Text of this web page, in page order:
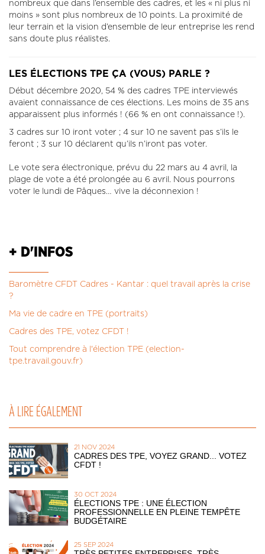
nombreux que dans l’ensemble des cadres, et les « ni plus ni
moins » sont plus nombreux de 10 points. La proximité de
leur terrain et la vision d’ensemble de leur entreprise les rend
sans doute plus réalistes.
LES ÉLECTIONS TPE ÇA (VOUS) PARLE ?
Début décembre 2020, 54 % des cadres TPE interviewés
avaient connaissance de ces élections. Les moins de 35 ans
apparaissent plus informés ! (66 % en ont connaissance !).
3 cadres sur 10 iront voter ; 4 sur 10 ne savent pas s’ils le
feront ; 3 sur 10 déclarent qu’ils n’iront pas voter.
Le vote sera électronique, prévu du 22 mars au 4 avril, la
plage de vote a été prolongée au 6 avril. Nous pourrons
voter le lundi de Pâques… vive la déconnexion !
+ D'INFOS
Baromètre CFDT Cadres - Kantar : quel travail après la crise
?
Ma vie de cadre en TPE (portraits)
Cadres des TPE, votez CFDT !
Tout comprendre à l'élection TPE (election-
tpe.travail.gouv.fr)
À LIRE ÉGALEMENT
21 NOV 2024
CADRES DES TPE, VOYEZ GRAND... VOTEZ
CFDT !
30 OCT 2024
ÉLECTIONS TPE : UNE ÉLECTION
PROFESSIONNELLE EN PLEINE TEMPÊTE
BUDGÉTAIRE
25 SEP 2024